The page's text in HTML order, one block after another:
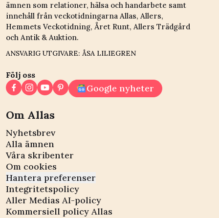
ämnen som relationer, hälsa och handarbete samt
innehåll från veckotidningarna Allas, Allers,
Hemmets Veckotidning, Året Runt, Allers Trädgård
och Antik & Auktion.
ANSVARIG UTGIVARE: ÅSA LILIEGREN
Följ oss
Google nyheter
Om Allas
Nyhetsbrev
Alla ämnen
Våra skribenter
Om cookies
Hantera preferenser
Integritetspolicy
Aller Medias AI-policy
Kommersiell policy Allas